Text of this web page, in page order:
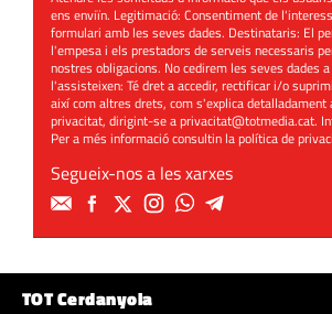
ens enviïn. Legitimació: Consentiment de
formulari amb les seves dades. Destinataris: El
l'empesa i els prestadors de serveis necessaris
nostres obligacions. No cedirem les seves dades
l'assisteixen: Té dret a accedir, rectificar i/o
així com altres drets, com s'explica detalladament
privacitat, dirigint-se aprivacitat@totmedia.cat.
Per a més informació consultin lapolítica de
Segueix-nos a les xarxes
TOT Cerdanyola